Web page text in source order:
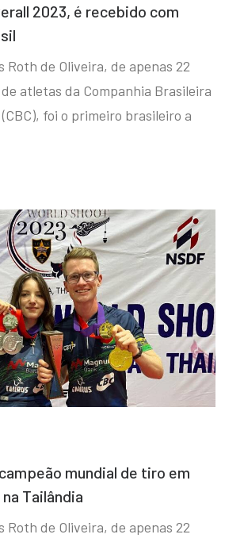
2023, é recebido com
Roth de Oliveira, de apenas 22
atletas da Companhia Brasileira
foi o primeiro brasileiro a
mundial de tiro em
Tailândia
Roth de Oliveira, de apenas 22